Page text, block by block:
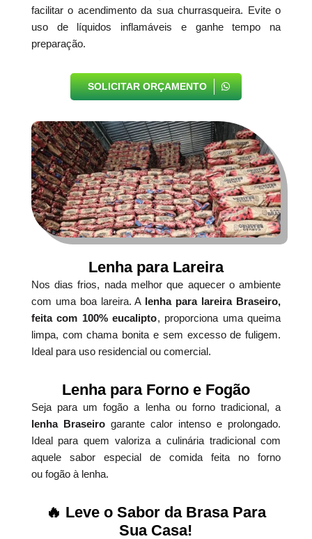
facilitar o acendimento da sua churrasqueira. Evite o
uso de líquidos inflamáveis e ganhe tempo na
preparação.
SOLICITAR ORÇAMENTO
Lenha para Lareira
Nos dias frios, nada melhor que aquecer o ambiente
com uma boa lareira. A lenha para lareira Braseiro,
feita com 100% eucalipto, proporciona uma queima
limpa, com chama bonita e sem excesso de fuligem.
Ideal para uso residencial ou comercial.
Lenha para Forno e Fogão
Seja para um fogão a lenha ou forno tradicional, a
lenha Braseirogarante calor intenso e prolongado.
Ideal para quem valoriza a culinária tradicional com
aquele sabor especial de comida feita no forno
ou fogão à lenha.
🔥 Leve o Sabor da Brasa Para
Sua Casa!